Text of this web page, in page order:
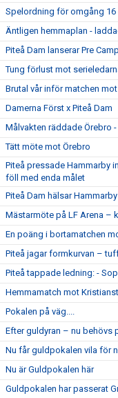
Spelordning för omgång 16
Äntligen hemmaplan -
Piteå Dam lanserar Pre
Tung förlust mot
Brutal vår inför matchen
Damerna Först x Piteå Dam
Målvakten räddade Örebro
Tätt möte mot Örebro
Piteå pressade Hammarby
föll med enda målet
Piteå Dam hälsar
Mästarmöte på LF Arena –
En poäng i bortamatchen
Piteå jagar formkurvan –
Piteå tappade ledning: -
Hemmamatch mot
Pokalen på väg....
Efter guldyran – nu behövs
Nu får guldpokalen vila för
Nu är Guldpokalen här
Guldpokalen har passerat